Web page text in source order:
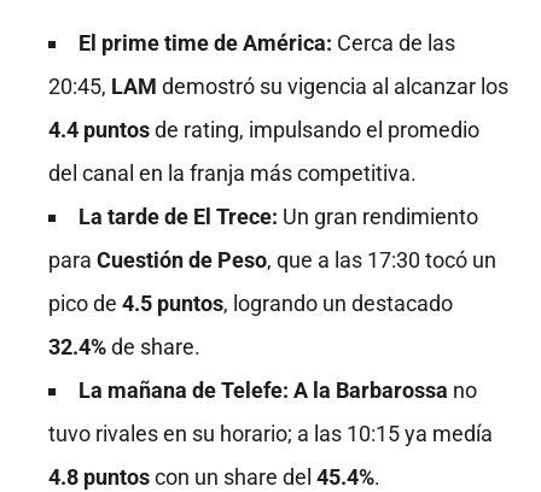
El prime time de América: Cerca de las
20:45, LAM demostró su vigencia al alcanzar los
4.4 puntosde rating, impulsando el promedio
del canal en la franja más competitiva.
La tarde de El Trece: Un gran rendimiento
para Cuestión de Peso, que a las 17:30 tocó un
pico de 4.5 puntos, logrando un destacado
32.4%de share.
La mañana de Telefe: A la Barbarossa no
tuvo rivales en su horario; a las 10:15 ya medía
4.8 puntoscon un share del 45.4%.